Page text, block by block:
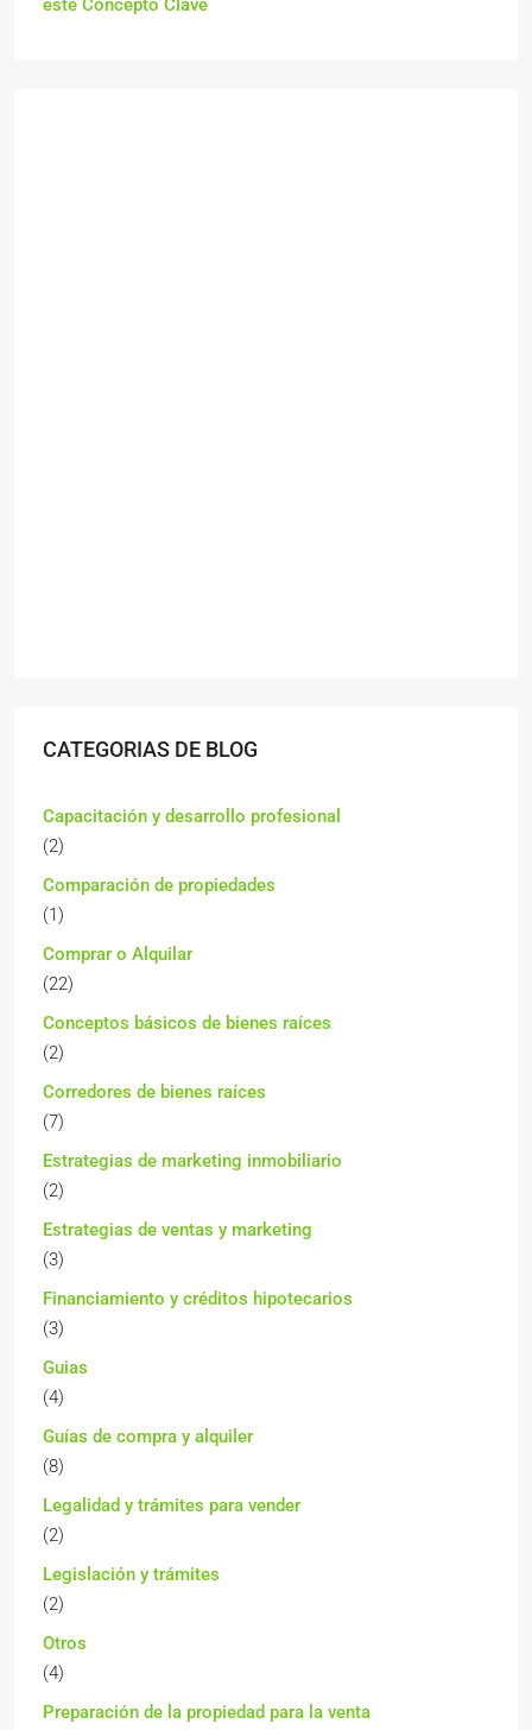
este Concepto Clave
CATEGORIAS DE BLOG
Capacitación y desarrollo profesional
(2)
Comparación de propiedades
(1)
Comprar o Alquilar
(22)
Conceptos básicos de bienes raíces
(2)
Corredores de bienes raíces
(7)
Estrategias de marketing inmobiliario
(2)
Estrategias de ventas y marketing
(3)
Financiamiento y créditos hipotecarios
(3)
Guias
(4)
Guías de compra y alquiler
(8)
Legalidad y trámites para vender
(2)
Legislación y trámites
(2)
Otros
(4)
Preparación de la propiedad para la venta